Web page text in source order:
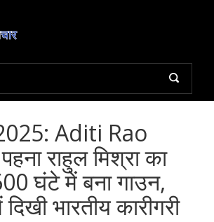
Aditi Rao
राहुल मिश्रा का
घंटे में बना गाउन,
भारतीय कारीगरी